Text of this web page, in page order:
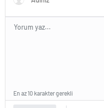
En az 10 karakter gerekli